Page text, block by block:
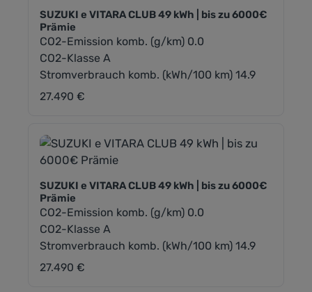
SUZUKI e VITARA CLUB 49 kWh | bis zu 6000€
Prämie
CO2-Emission komb. (g/km) 0.0
CO2-Klasse A
Stromverbrauch komb. (kWh/100 km) 14.9
Regulärer Preis:
27.490 €
SUZUKI e VITARA CLUB 49 kWh | bis zu 6000€
Prämie
CO2-Emission komb. (g/km) 0.0
CO2-Klasse A
Stromverbrauch komb. (kWh/100 km) 14.9
Regulärer Preis:
27.490 €